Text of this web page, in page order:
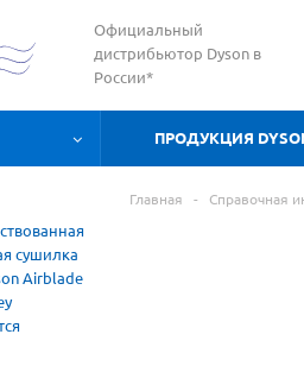
Официальный
дистрибьютор Dyson в
России*
ПРОДУКЦИЯ
сушилка
Airblade
Главная - Справочная